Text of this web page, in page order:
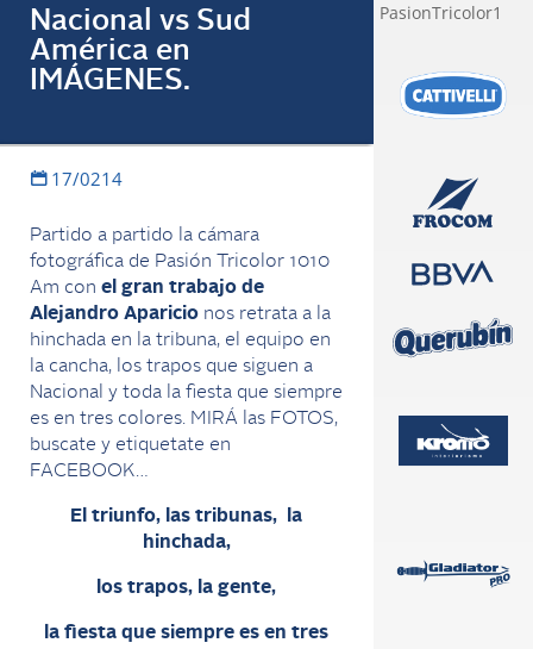
Nacional vs Sud
América en
IMÁGENES.
17/0214
Partido a partido la cámara
fotográfica de Pasión Tricolor 1010
Am con el gran trabajo de
Alejandro Aparicio nos retrata a la
hinchada en la tribuna, el equipo en
la cancha, los trapos que siguen a
Nacional y toda la fiesta que siempre
es en tres colores. MIRÁ las FOTOS,
buscate y etiquetate en
FACEBOOK…
El triunfo, las tribunas, la
hinchada,
los trapos, la gente,
la fiesta que siempre es en tres
PasionTricolor1